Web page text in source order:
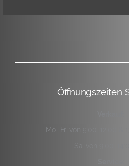
Öffnungszeiten
Mo.-Fr. von 9:00-12:00 &